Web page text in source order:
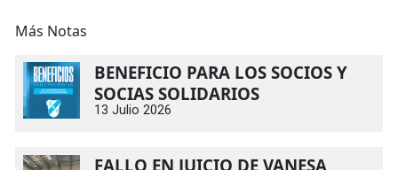
Más Notas
BENEFICIO PARA LOS SOCIOS Y
SOCIAS SOLIDARIOS
13 Julio 2026
FALLO EN JUICIO DE VANESA